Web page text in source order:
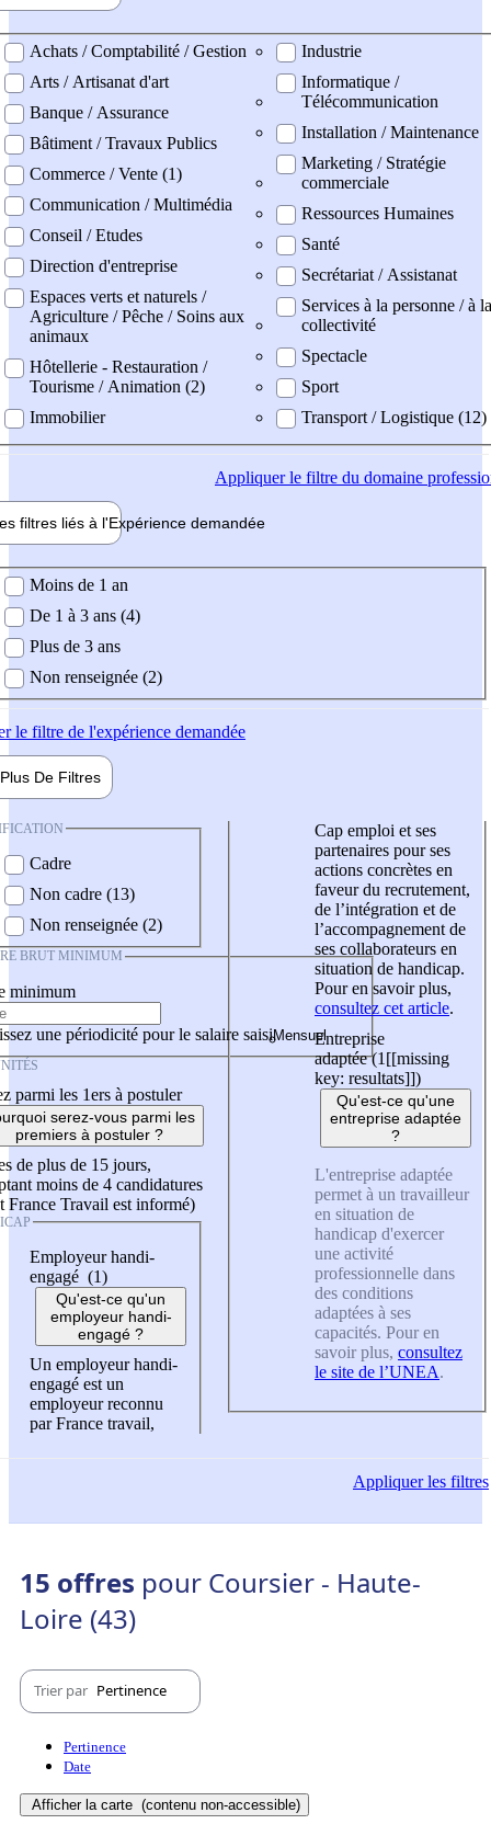
professionel
Achats / Comptabilité / Gestion
Arts / Artisanat d'art
Banque / Assurance
Bâtiment / Travaux Publics
Commerce / Vente (1)
Communication / Multimédia
Conseil / Etudes
Direction d'entreprise
Espaces verts et naturels /
Agriculture / Pêche / Soins aux
animaux
Hôtellerie - Restauration /
Tourisme / Animation (2)
Immobilier
Industrie
Informatique /
Télécommunication
Installation / Maintenance
Marketing / Stratégie
commerciale
Ressources Humaines
Santé
Secrétariat / Assistanat
Services à la personne / à la
collectivité
Spectacle
Sport
Transport / Logistique (12)
Appliquerle filtre du domaine
filtres liés à l'Expérience demandée
demandée
Moins de 1 an
De 1 à 3 ans (4)
Plus de 3 ans
Non renseignée (2)
le filtre de l'expérience demandée
Plus De Filtres
Cadre
Non cadre (13)
Non renseignée (2)
BRUT MINIMUM
minimum
une périodicité pour le salaire saisi
parmi les 1ers à postuler
serez-vous parmi les
premiers à postuler ?
de plus de 15 jours,
moins de 4 candidatures
France Travail est informé)
Employeur handi-
engagé (1)
Qu'est-ce qu'un
employeur handi-
engagé ?
Un employeur handi-
engagé est un
employeur reconnu
par France travail,
Cap emploi et ses
partenaires pour ses
actions concrètes en
faveur du recrutement,
de l’intégration et de
l’accompagnement de
ses collaborateurs en
situation de handicap.
Pour en savoir plus,
consultez cet article.
Entreprise
adaptée (1 [[missing
key: resultats]])
Qu'est-ce qu'une
entreprise adaptée
?
L'entreprise adaptée
permet à un travailleur
en situation de
handicap d'exercer
une activité
professionnelle dans
des conditions
adaptées à ses
capacités. Pour en
savoir plus, consultez
le site de l’UNEA.
Appliquerles filtres
15 offres pour Coursier - Haute-
Loire (43)
Trier par Pertinence
Pertinence
Date
Afficher la carte (contenu non-accessible)